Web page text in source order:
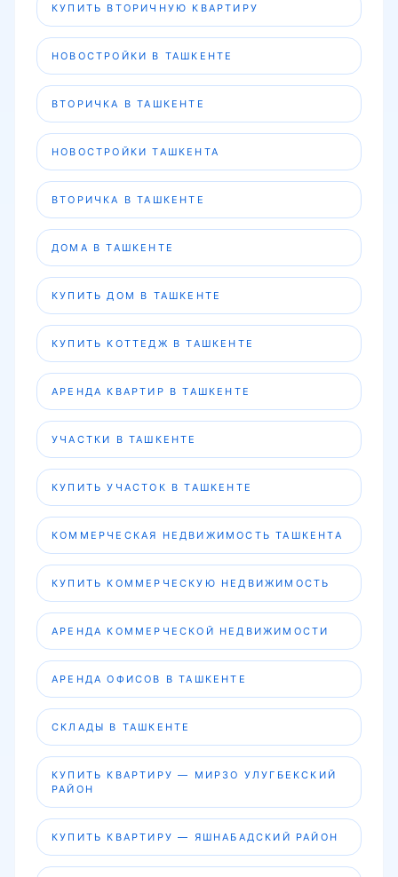
КУПИТЬ ВТОРИЧНУЮ КВАРТИРУ
НОВОСТРОЙКИ В ТАШКЕНТЕ
ВТОРИЧКА В ТАШКЕНТЕ
НОВОСТРОЙКИ ТАШКЕНТА
ВТОРИЧКА В ТАШКЕНТЕ
ДОМА В ТАШКЕНТЕ
КУПИТЬ ДОМ В ТАШКЕНТЕ
КУПИТЬ КОТТЕДЖ В ТАШКЕНТЕ
АРЕНДА КВАРТИР В ТАШКЕНТЕ
УЧАСТКИ В ТАШКЕНТЕ
КУПИТЬ УЧАСТОК В ТАШКЕНТЕ
КОММЕРЧЕСКАЯ НЕДВИЖИМОСТЬ ТАШКЕНТА
КУПИТЬ КОММЕРЧЕСКУЮ НЕДВИЖИМОСТЬ
АРЕНДА КОММЕРЧЕСКОЙ НЕДВИЖИМОСТИ
АРЕНДА ОФИСОВ В ТАШКЕНТЕ
СКЛАДЫ В ТАШКЕНТЕ
КУПИТЬ КВАРТИРУ — МИРЗО УЛУГБЕКСКИЙ
РАЙОН
КУПИТЬ КВАРТИРУ — ЯШНАБАДСКИЙ РАЙОН